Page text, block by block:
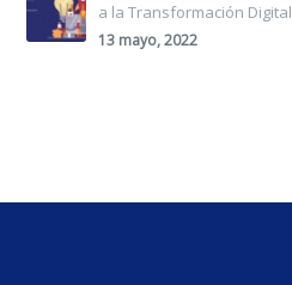
a la Transformación Digital
13 mayo, 2022